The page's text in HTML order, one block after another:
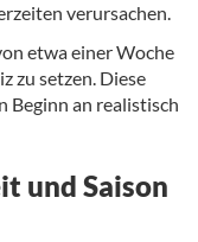
verursachen.
etwa einer Woche
zu setzen. Diese
Beginn an realistisch
und Saison